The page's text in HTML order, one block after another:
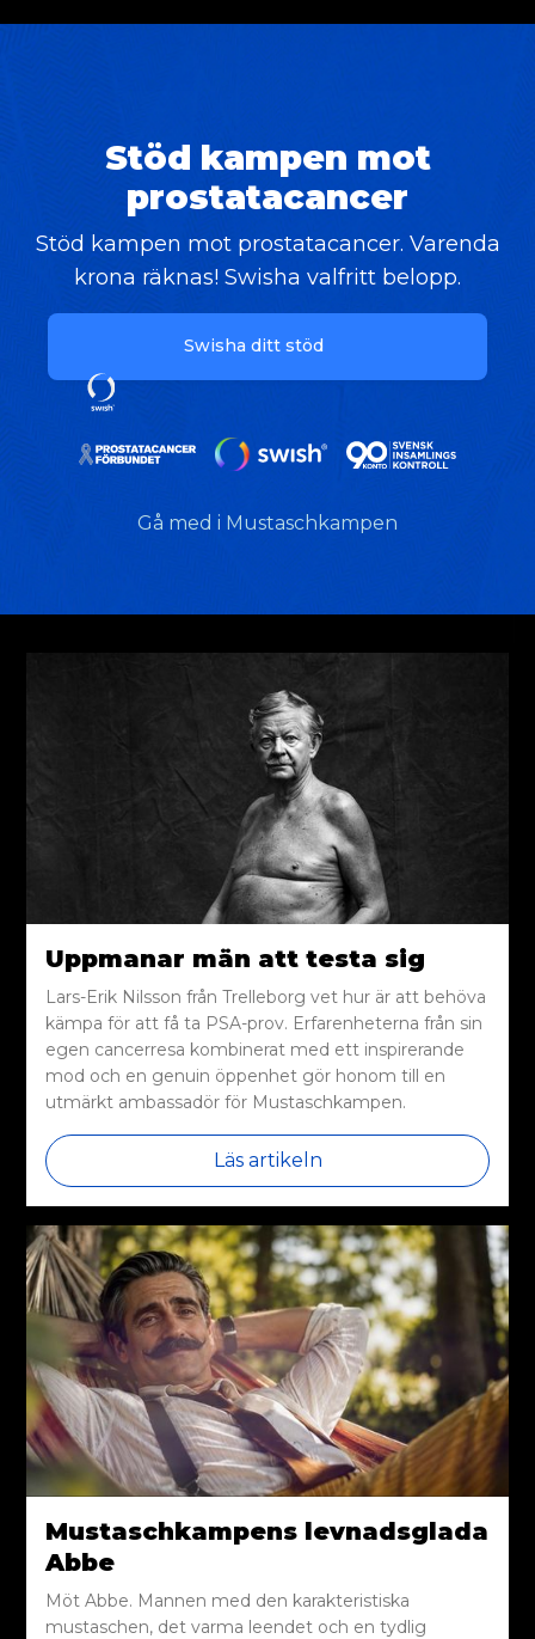
Stöd kampen mot
prostatacancer
Stöd kampen mot prostatacancer. Varenda
krona räknas! Swisha valfritt belopp.
Swisha ditt stöd
Gå med i Mustaschkampen
Uppmanar män att testa sig
Lars-Erik Nilsson från Trelleborg vet hur är att behöva
kämpa för att få ta PSA-prov. Erfarenheterna från sin
egen cancerresa kombinerat med ett inspirerande
mod och en genuin öppenhet gör honom till en
utmärkt ambassadör för Mustaschkampen.
Läs artikeln
Mustaschkampens levnadsglada
Abbe
Möt Abbe. Mannen med den karakteristiska
mustaschen, det varma leendet och en tydlig